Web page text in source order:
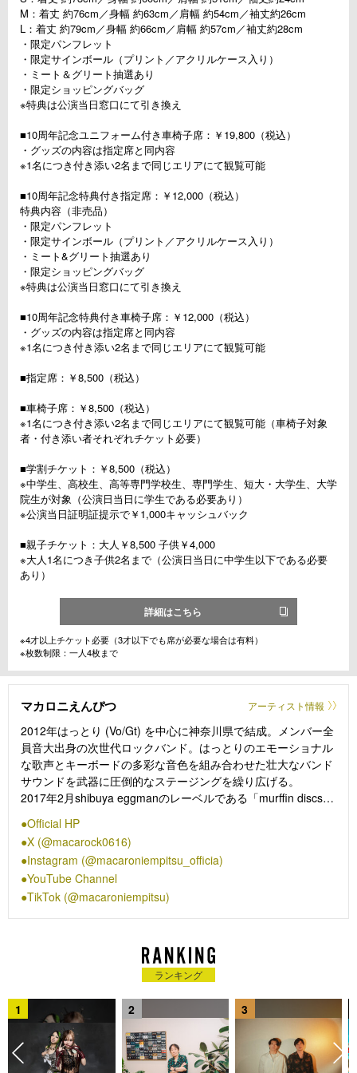
M：着丈 約76cm／身幅 約63cm／肩幅 約54cm／袖丈約26cm
L：着丈 約79cm／身幅 約66cm／肩幅 約57cm／袖丈約28cm
・限定パンフレット
・限定サインボール（プリント／アクリルケース入り）
・ミート＆グリート抽選あり
・限定ショッピングバッグ
※特典は公演当日窓口にて引き換え
■10周年記念ユニフォーム付き車椅子席：￥19,800（税込）
・グッズの内容は指定席と同内容
※1名につき付き添い2名まで同じエリアにて観覧可能
■10周年記念特典付き指定席：￥12,000（税込）
特典内容（非売品）
・限定パンフレット
・限定サインボール（プリント／アクリルケース入り）
・ミート&グリート抽選あり
・限定ショッピングバッグ
※特典は公演当日窓口にて引き換え
■10周年記念特典付き車椅子席：￥12,000（税込）
・グッズの内容は指定席と同内容
※1名につき付き添い2名まで同じエリアにて観覧可能
■指定席：￥8,500（税込）
■車椅子席：￥8,500（税込）
※1名につき付き添い2名まで同じエリアにて観覧可能（車椅子対象
者・付き添い者それぞれチケット必要）
■学割チケット：￥8,500（税込）
※中学生、高校生、高等専門学校生、専門学生、短大・大学生、大学
院生が対象（公演日当日に学生である必要あり）
※公演当日証明証提示で￥1,000キャッシュバック
■親子チケット：大人￥8,500 子供￥4,000
※大人1名につき子供2名まで（公演日当日に中学生以下である必要
あり）
詳細はこちら
※4才以上チケット必要（3才以下でも席が必要な場合は有料）
※枚数制限：一人4枚まで
マカロニえんぴつ アーティスト情報
2012年はっとり (Vo/Gt) を中心に神奈川県で結成。メンバー全
員音大出身の次世代ロックバンド。はっとりのエモーショナル
な歌声とキーボードの多彩な音色を組み合わせた壮大なバンド
サウンドを武器に圧倒的なステージングを繰り広げる。
2017年2月shibuya eggmanのレーベルである「murffin discs」
ィが脱退後、4人の新体制になるが歩みを止めることなく12月
に初のフルアルバム「CHOSYOKU」をリリースし現在までロ
ングヒット中。
2019年9月にリリースしたミニアルバム「season」はオリコン
ウィークリー総合にて TOP5 入りを記録！2020年4月1日イン
ディーズラストアルバム「hope」をリリース。そして、2020
TOYʼS FACTORYよりリリースし、満を辞してメジャーデビュ
ーを果たす。「ミュージックステーション」等の大型音楽番組
の出演常連となり、2021年末には「第63回日本レコード大
賞」にて最優秀新人賞を受賞、翌年2022年末の「第64回日本
レコード大賞」にて「なんでもないよ、」が優秀作品賞を受賞
した。
同曲はストリーミング5億回再生を記録し自身最大の大ヒット
曲となった。
Official HP
X (@macarock0616)
Instagram (@macaroniempitsu_officia)
YouTube Channel
TikTok (@macaroniempitsu)
ランキング
1 2 3